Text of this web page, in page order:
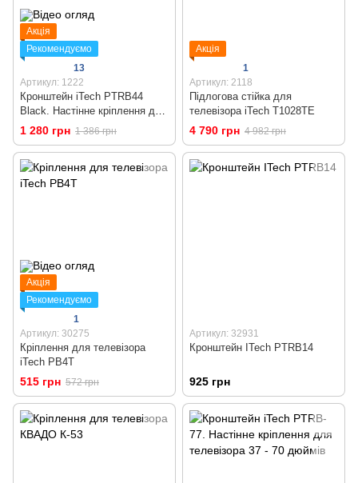
Акція
Рекомендуємо
13
Артикул: 1222
Кронштейн iTech PTRB44
Black. Настінне кріплення для
телевізора 32 - 55 дюймів
1 280 грн 1 386 грн
Акція
1
Артикул: 2118
Підлогова стійка для
телевізора iTech T1028TE
4 790 грн 4 982 грн
Акція
Рекомендуємо
1
Артикул: 30275
Кріплення для телевізора
iTech PB4T
515 грн 572 грн
Артикул: 32931
Кронштейн ITech PTRB14
925 грн